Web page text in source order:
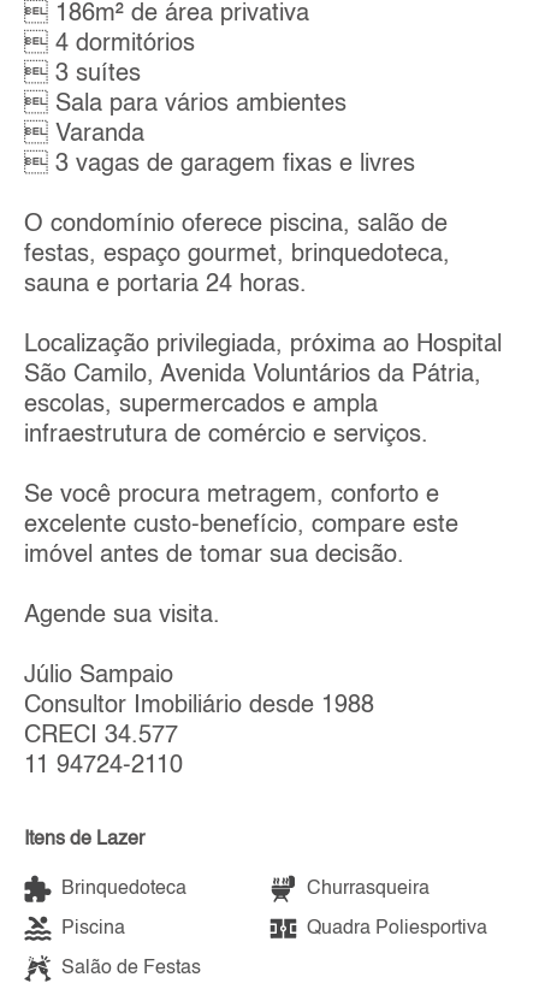
 186m² de área privativa
 4 dormitórios
 3 suítes
 Sala para vários ambientes
 Varanda
 3 vagas de garagem fixas e livres
O condomínio oferece piscina, salão de
festas, espaço gourmet, brinquedoteca,
sauna e portaria 24 horas.
Localização privilegiada, próxima ao Hospital
São Camilo, Avenida Voluntários da Pátria,
escolas, supermercados e ampla
infraestrutura de comércio e serviços.
Se você procura metragem, conforto e
excelente custo-benefício, compare este
imóvel antes de tomar sua decisão.
Agende sua visita.
Júlio Sampaio
Consultor Imobiliário desde 1988
CRECI 34.577
11 94724-2110
Itens de Lazer
Brinquedoteca Churrasqueira
Piscina Quadra Poliesportiva
Salão de Festas